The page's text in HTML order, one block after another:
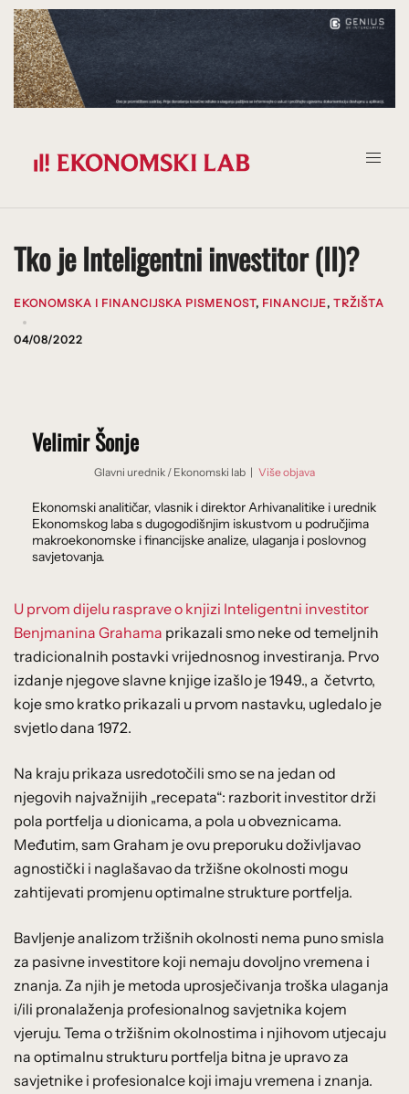
Prijeđi
na
sadržaj
Tko je Inteligentni investitor (II)?
EKONOMSKA I FINANCIJSKA PISMENOST, FINANCIJE, TRŽIŠTA
04/08/2022
Velimir Šonje
Glavni urednik / Ekonomski lab | Više objava
Ekonomski analitičar, vlasnik i direktor Arhivanalitike i urednik
Ekonomskog laba s dugogodišnjim iskustvom u područjima
makroekonomske i financijske analize, ulaganja i poslovnog
savjetovanja.
U prvom dijelu rasprave o knjizi Inteligentni investitor
Benjmanina Grahama prikazali smo neke od temeljnih
tradicionalnih postavki vrijednosnog investiranja. Prvo
izdanje njegove slavne knjige izašlo je 1949., a četvrto,
koje smo kratko prikazali u prvom nastavku, ugledalo je
svjetlo dana 1972.
Na kraju prikaza usredotočili smo se na jedan od
njegovih najvažnijih „recepata“: razborit investitor drži
pola portfelja u dionicama, a pola u obveznicama.
Međutim, sam Graham je ovu preporuku doživljavao
agnostički i naglašavao da tržišne okolnosti mogu
zahtijevati promjenu optimalne strukture portfelja.
Bavljenje analizom tržišnih okolnosti nema puno smisla
za pasivne investitore koji nemaju dovoljno vremena i
znanja. Za njih je metoda uprosječivanja troška ulaganja
i/ili pronalaženja profesionalnog savjetnika kojem
vjeruju. Tema o tržišnim okolnostima i njihovom utjecaju
na optimalnu strukturu portfelja bitna je upravo za
savjetnike i profesionalce koji imaju vremena i znanja.